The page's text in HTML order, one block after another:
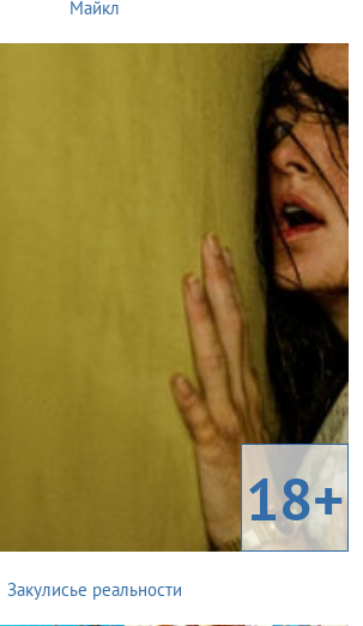
Майкл
18+
Закулисье реальности